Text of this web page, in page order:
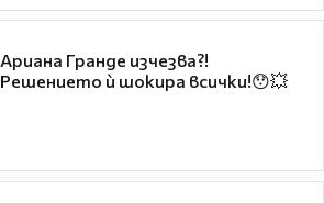
Ариана Гранде изчезва?!
Решението ѝ шокира всички!😯💥